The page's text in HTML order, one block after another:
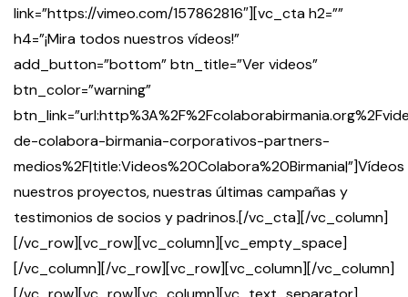
link=”https://vimeo.com/157862816″][vc_cta h2=””
h4=”¡Mira todos nuestros vídeos!”
add_button=”bottom” btn_title=”Ver videos”
btn_color=”warning”
de-colabora-birmania-corporativos-partners-
nuestros proyectos, nuestras últimas campañas y
testimonios de socios y padrinos.[/vc_cta][/vc_column]
[/vc_row][vc_row][vc_column][vc_empty_space]
[/vc_column][/vc_row][vc_row][vc_column][/vc_column]